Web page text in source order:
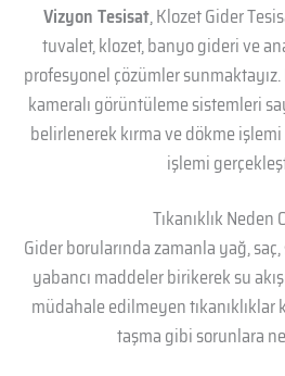
Vizyon Tesisat, Klozet Gider
tuvalet, klozet, banyo gideri ve
profesyonel çözümler
kameralı görüntüleme sistemleri
belirlenerek kırma ve dökme
işlemi
Tıkanıklık Neden
Gider borularında zamanla yağ,
yabancı maddeler birikerek su
müdahale edilmeyen
taşma gibi sorunlara